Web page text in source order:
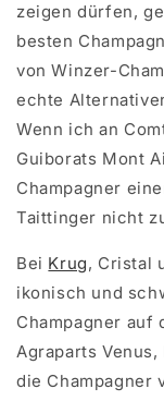
zeigen dürfen,
besten
von Winzer-
echte
Wenn ich an
Guiborats Mont
Champagner
Taittinger nicht
Bei Krug, Cristal
ikonisch und
Champagner auf
Agraparts
die Champagner